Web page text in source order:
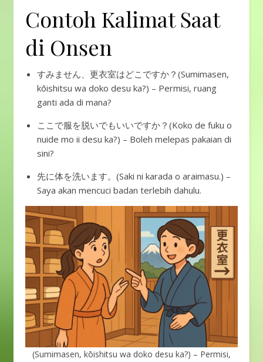
Contoh Kalimat Saat
di Onsen
すみません、更衣室はどこですか？(Sumimasen,
kōishitsu wa doko desu ka?) – Permisi, ruang
ganti ada di mana?
ここで服を脱いでもいいですか？(Koko de fuku o
nuide mo ii desu ka?) – Boleh melepas pakaian di
sini?
先に体を洗います。(Saki ni karada o araimasu.) –
Saya akan mencuci badan terlebih dahulu.
(Sumimasen, kōishitsu wa doko desu ka?) – Permisi,